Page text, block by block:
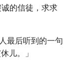
的信徒，求求
最后听到的一句
儿。」